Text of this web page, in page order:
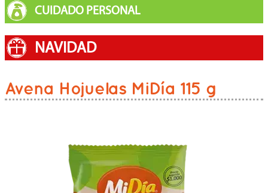
CUIDADO PERSONAL
NAVIDAD
Avena Hojuelas MiDía 115 g